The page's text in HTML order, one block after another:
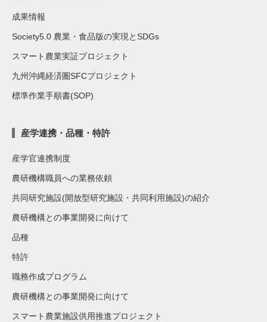
成果情報
Society5.0 農業・食品版の実現とSDGs
スマート農業実証プロジェクト
九州沖縄経済圏SFCプロジェクト
標準作業手順書(SOP)
産学連携・品種・特許
産学官連携制度
農研機構職員への業務依頼
共同研究施設(開放型研究施設・共同利用施設)の紹介
農研機構との事業開発に向けて
品種
特許
職務作成プログラム
農研機構との事業開発に向けて
スマート農業施設供用推進プロジェクト